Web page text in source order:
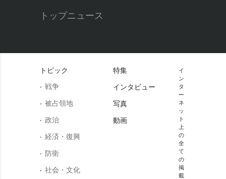
トップニュース
トピック
戦争
被占領地
政治
経済・復興
防衛
社会・文化
特集
インタビュー
写真
動画
イ
ン
タ
ー
ネ
ッ
ト
上
の
全
て
の
掲
載